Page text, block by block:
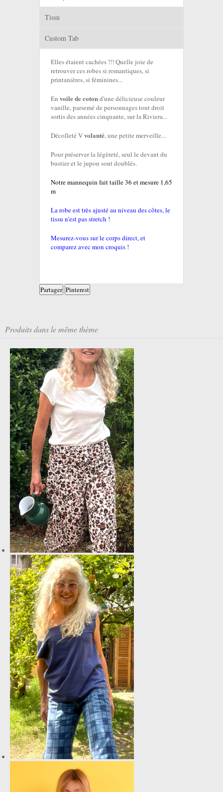
Tissu
Custom Tab
Elles étaient cachées !!! Quelle joie de
retrouver ces robes si romantiques, si
printanières, si féminines...
En voile de cotond'une délicieuse couleur
vanille, parsemé de personnages tout droit
sortis des années cinquante, sur la Riviera...
Décolleté Vvolanté, une petite merveille...
Pour préserver la légèreté, seul le devant du
bustier et le jupon sont doublés.
Notre mannequin fait taille 36 et mesure 1,65
m
La robe est très ajusté au niveau des côtes, le
tissu n'est pas stretch !
Mesurez-vous sur le corps direct, et
comparez avec mon croquis !
Partager Pinterest
Produits dans le même thème